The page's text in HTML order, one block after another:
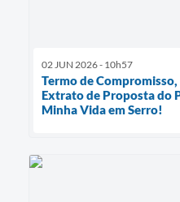
02 JUN 2026 - 10h57
Termo de
Extrato de Proposta do
Minha Vida em Serro!